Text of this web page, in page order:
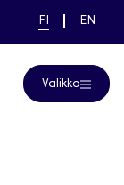
linkki pääsivustolle
NYKYINEN
FI
VAIHDA
EN
Valikko